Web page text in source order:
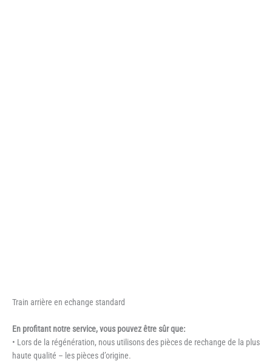
Train arrière en echange standard
En profitant notre service, vous pouvez être sûr que:
• Lors de la régénération, nous utilisons des pièces de rechange de la plus
haute qualité – les pièces d’origine.